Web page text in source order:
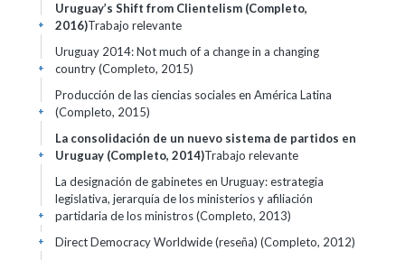
Uruguay’s Shift from Clientelism (Completo,
2016)Trabajo relevante
+
Uruguay 2014: Not much of a change in a changing
country (Completo, 2015)
+
Producción de las ciencias sociales en América Latina
(Completo, 2015)
+
La consolidación de un nuevo sistema de partidos en
Uruguay (Completo, 2014)Trabajo relevante
+
La designación de gabinetes en Uruguay: estrategia
legislativa, jerarquía de los ministerios y afiliación
partidaria de los ministros (Completo, 2013)
+
Direct Democracy Worldwide (reseña) (Completo, 2012)
+